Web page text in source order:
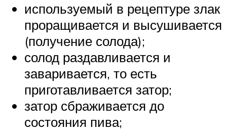
используемый в рецептуре злак
проращивается и высушивается
(получение солода);
солод раздавливается и
заваривается, то есть
приготавливается затор;
затор сбраживается до
состояния пива;